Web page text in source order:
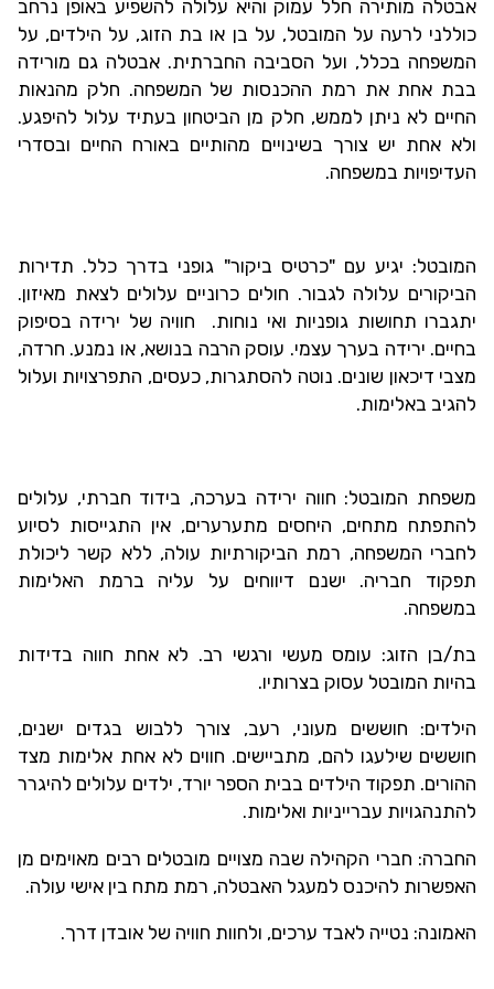
אבטלה מותירה חלל עמוק והיא עלולה להשפיע באופן נרחב
כוללני לרעה על המובטל, על בן או בת הזוג, על הילדים, על
המשפחה בכלל, ועל הסביבה החברתית. אבטלה גם מורידה
בבת אחת את רמת ההכנסות של המשפחה. חלק מהנאות
החיים לא ניתן לממש, חלק מן הביטחון בעתיד עלול להיפגע.
ולא אחת יש צורך בשינויים מהותיים באורח החיים ובסדרי
העדיפויות במשפחה.
המובטל: יגיע עם "כרטיס ביקור" גופני בדרך כלל. תדירות
הביקורים עלולה לגבור. חולים כרוניים עלולים לצאת מאיזון.
יתגברו תחושות גופניות ואי נוחות. חוויה של ירידה בסיפוק
בחיים. ירידה בערך עצמי. עוסק הרבה בנושא, או נמנע. חרדה,
מצבי דיכאון שונים. נוטה להסתגרות, כעסים, התפרצויות ועלול
להגיב באלימות.
משפחת המובטל: חווה ירידה בערכה, בידוד חברתי, עלולים
להתפתח מתחים, היחסים מתערערים, אין התגייסות לסיוע
לחברי המשפחה, רמת הביקורתיות עולה, ללא קשר ליכולת
תפקוד חבריה. ישנם דיווחים על עליה ברמת האלימות
במשפחה.
בת/בן הזוג: עומס מעשי ורגשי רב. לא אחת חווה בדידות
בהיות המובטל עסוק בצרותיו.
הילדים: חוששים מעוני, רעב, צורך ללבוש בגדים ישנים,
חוששים שילעגו להם, מתביישים. חווים לא אחת אלימות מצד
ההורים. תפקוד הילדים בבית הספר יורד, ילדים עלולים להיגרר
להתנהגויות עברייניות ואלימות.
החברה: חברי הקהילה שבה מצויים מובטלים רבים מאוימים מן
האפשרות להיכנס למעגל האבטלה, רמת מתח בין אישי עולה.
האמונה: נטייה לאבד ערכים, ולחוות חוויה של אובדן דרך.